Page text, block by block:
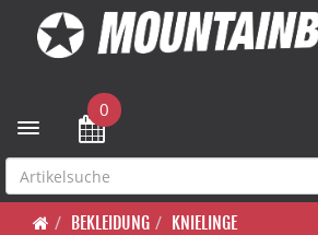
Toggle navigation
0
BEKLEIDUNG KNIELINGE